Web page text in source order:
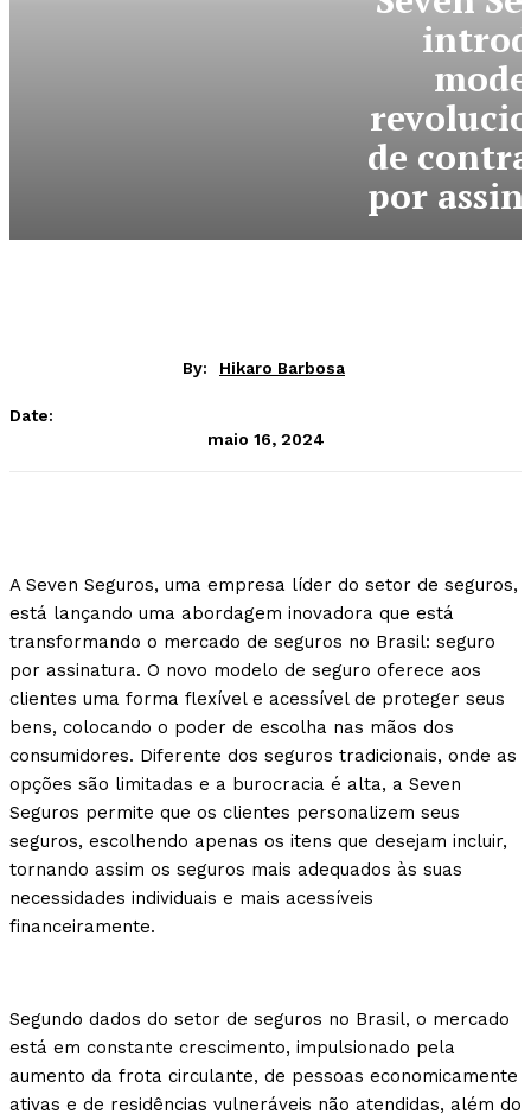
de
por
By: Hikaro Barbosa
Date:
maio 16, 2024
A Seven Seguros, uma empresa líder do setor de seguros,
está lançando uma abordagem inovadora que está
transformando o mercado de seguros no Brasil: seguro
por assinatura. O novo modelo de seguro oferece aos
clientes uma forma flexível e acessível de proteger seus
bens, colocando o poder de escolha nas mãos dos
consumidores. Diferente dos seguros tradicionais, onde as
opções são limitadas e a burocracia é alta, a Seven
Seguros permite que os clientes personalizem seus
seguros, escolhendo apenas os itens que desejam incluir,
tornando assim os seguros mais adequados às suas
necessidades individuais e mais acessíveis
financeiramente.
Segundo dados do setor de seguros no Brasil, o mercado
está em constante crescimento, impulsionado pela
aumento da frota circulante, de pessoas economicamente
ativas e de residências vulneráveis não atendidas, além do